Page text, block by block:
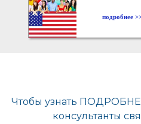
подробнее